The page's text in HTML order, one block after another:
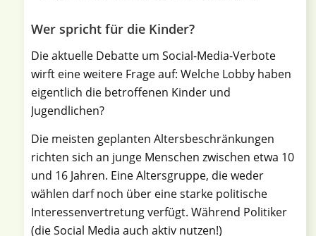
Wer spricht für die Kinder?
Die aktuelle Debatte um Social-Media-Verbote
wirft eine weitere Frage auf: Welche Lobby haben
eigentlich die betroffenen Kinder und
Jugendlichen?
Die meisten geplanten Altersbeschränkungen
richten sich an junge Menschen zwischen etwa 10
und 16 Jahren. Eine Altersgruppe, die weder
wählen darf noch über eine starke politische
Interessenvertretung verfügt. Während Politiker
(die Social Media auch aktiv nutzen!)